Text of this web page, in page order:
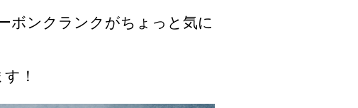
ボンクランクがちょっと気に
！